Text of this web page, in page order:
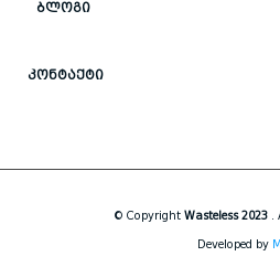
ᲑᲚᲝᲒᲘ
ᲙᲝᲜᲢᲐᲥᲢᲘ
© Copyright Wasteless 2023 .
Developed by